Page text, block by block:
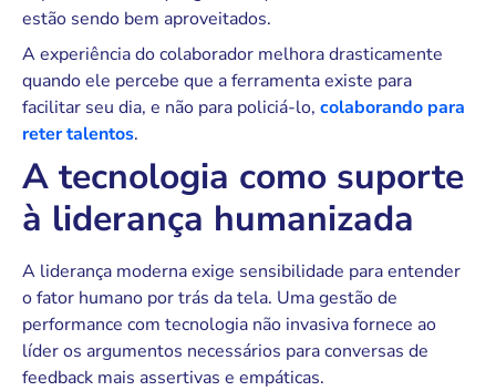
estão sendo bem aproveitados.
A experiência do colaborador melhora drasticamente
quando ele percebe que a ferramenta existe para
facilitar seu dia, e não para policiá-lo, colaborando para
reter talentos.
A tecnologia como suporte
à liderança humanizada
A liderança moderna exige sensibilidade para entender
o fator humano por trás da tela. Uma gestão de
performance com tecnologia não invasiva fornece ao
líder os argumentos necessários para conversas de
feedback mais assertivas e empáticas.